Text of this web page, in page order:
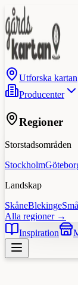
Utforska kartan
Producenter
Regioner
Storstadsområden
Stockholm
Landskap
SkåneBlekinge
Alla regioner →
Inspiration